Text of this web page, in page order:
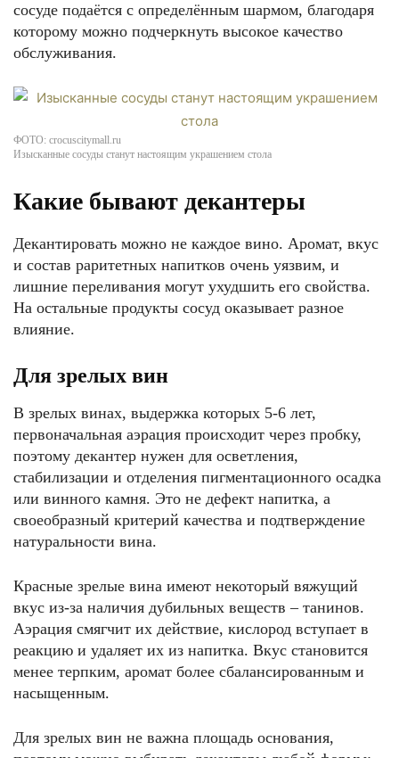
сосуде подаётся с определённым шармом, благодаря
которому можно подчеркнуть высокое качество
обслуживания.
ФОТО: crocuscitymall.ru
Изысканные сосуды станут настоящим украшением стола
Какие бывают декантеры
Декантировать можно не каждое вино. Аромат, вкус
и состав раритетных напитков очень уязвим, и
лишние переливания могут ухудшить его свойства.
На остальные продукты сосуд оказывает разное
влияние.
Для зрелых вин
В зрелых винах, выдержка которых 5-6 лет,
первоначальная аэрация происходит через пробку,
поэтому декантер нужен для осветления,
стабилизации и отделения пигментационного осадка
или винного камня. Это не дефект напитка, а
своеобразный критерий качества и подтверждение
натуральности вина.
Красные зрелые вина имеют некоторый вяжущий
вкус из-за наличия дубильных веществ – танинов.
Аэрация смягчит их действие, кислород вступает в
реакцию и удаляет их из напитка. Вкус становится
менее терпким, аромат более сбалансированным и
насыщенным.
Для зрелых вин не важна площадь основания,